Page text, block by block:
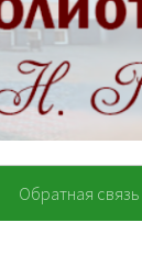
Обратная связь